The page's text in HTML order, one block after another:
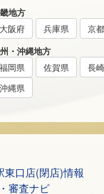
地方
大阪府
兵庫県 京
・沖縄地方
福岡県
佐賀県 長
沖縄県
東口店(閉店)情報
審査ナビ